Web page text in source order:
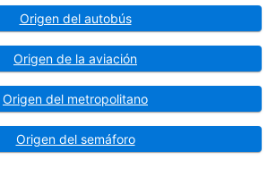
Origen del autobús
Origen de la aviación
Origen del metropolitano
Origen del semáforo